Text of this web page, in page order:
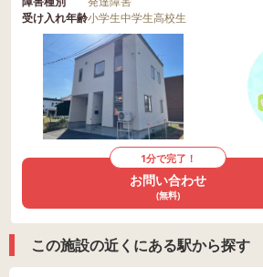
受け入れ年齢小学生中学生高校生
1分で完了！
お問い合わせ
(無料)
この施設の近くにある駅から探す